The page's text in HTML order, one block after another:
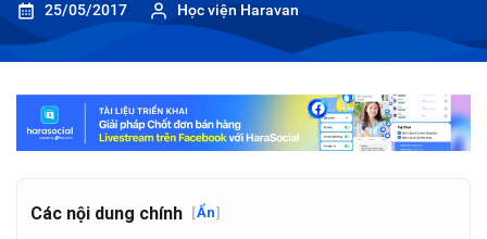
25/05/2017 Học viện Haravan
Các nội dung chính [Ẩn]